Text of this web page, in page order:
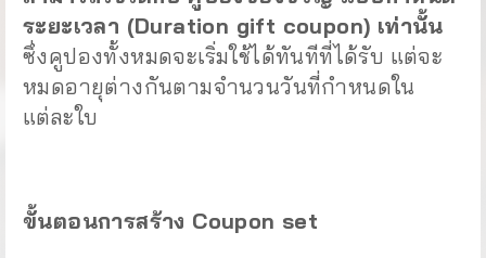
ระยะเวลา (Duration gift coupon) เท่านั้น
ซึ่งคูปองทั้งหมดจะเริ่มใช้ได้ทันทีที่ได้รับ แต่จะ
หมดอายุต่างกันตามจำนวนวันที่กำหนดใน
แต่ละใบ
ขั้นตอนการสร้าง Coupon set